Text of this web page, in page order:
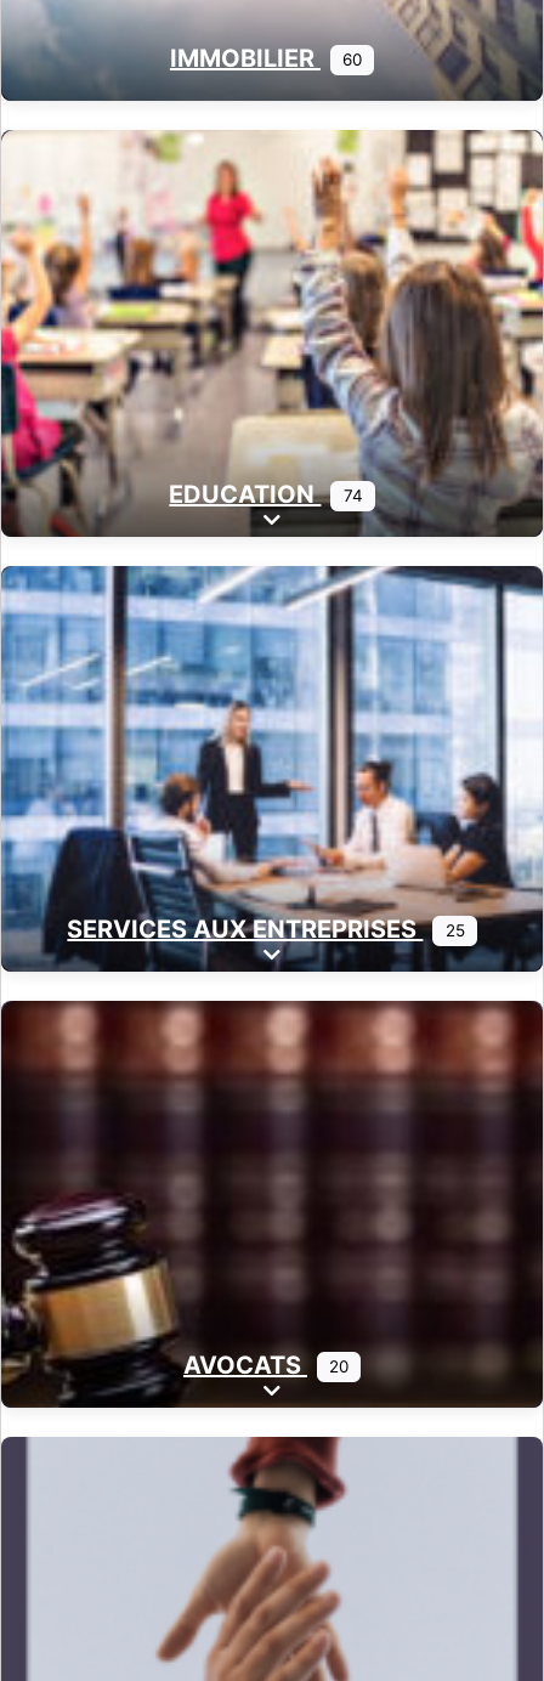
IMMOBILIER 60
EDUCATION 74
Expand sub-categories
SERVICES AUX ENTREPRISES 25
Expand sub-categories
AVOCATS 20
Expand sub-categories